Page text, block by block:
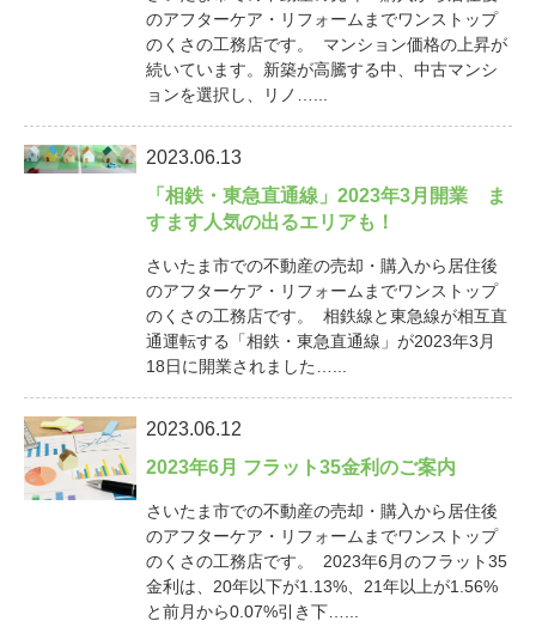
のアフターケア・リフォームまでワンストップ
のくさの工務店です。 マンション価格の上昇が
続いています。新築が高騰する中、中古マンシ
ョンを選択し、リノ…...
2023.06.13
「相鉄・東急直通線」2023年3月開業 ま
すます人気の出るエリアも！
さいたま市での不動産の売却・購入から居住後
のアフターケア・リフォームまでワンストップ
のくさの工務店です。 相鉄線と東急線が相互直
通運転する「相鉄・東急直通線」が2023年3月
18日に開業されました…...
2023.06.12
2023年6月 フラット35金利のご案内
さいたま市での不動産の売却・購入から居住後
のアフターケア・リフォームまでワンストップ
のくさの工務店です。 2023年6月のフラット35
金利は、20年以下が1.13%、21年以上が1.56%
と前月から0.07%引き下…...